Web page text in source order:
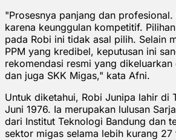
"Prosesnya panjang dan
karena keunggulan kompetitif.
pada Robi ini tidak asal pilih. Selain
PPM yang kredibel, keputusan ini
rekomendasi resmi yang dikeluarkan
dan juga SKK Migas," kata Afni.
Untuk diketahui, Robi Junipa lahir di
Juni 1976. Ia merupakan lulusan
dari Institut Teknologi Bandung dan
sektor migas selama lebih kurang 27